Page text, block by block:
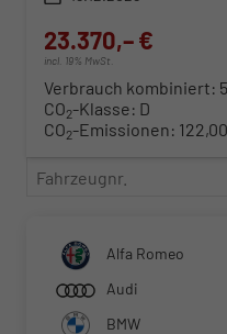
23.370,– €
incl. 19% MwSt.
Verbrauch kombiniert:
CO2-Klasse: D
CO2-Emissionen:
Fahrzeugnr.
Alfa Romeo
Audi
BMW